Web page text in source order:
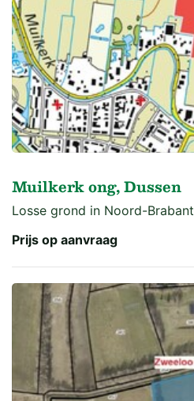
Muilkerk ong, Dussen
Losse grond in Noord-Brabant
Prijs op aanvraag